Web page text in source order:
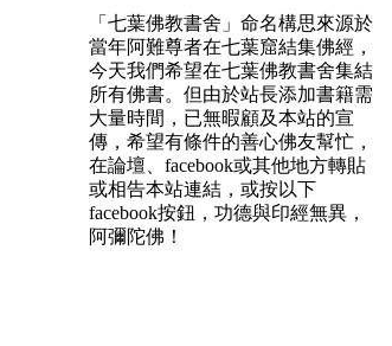
「七葉佛教書舍」命名構思來源於
當年阿難尊者在七葉窟結集佛經，
今天我們希望在七葉佛教書舍集結
所有佛書。但由於站長添加書籍需
大量時間，已無暇顧及本站的宣
傳，希望有條件的善心佛友幫忙，
在論壇、facebook或其他地方轉貼
或相告本站連結，或按以下
facebook按鈕，功德與印經無異，
阿彌陀佛！